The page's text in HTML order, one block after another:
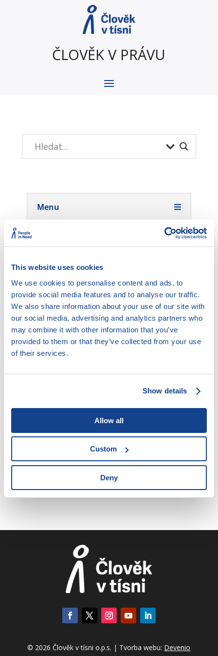
This website uses cookies
We use cookies to personalise content and ads, to
provide social media features and to analyse our traffic.
We also share information about your use of our site with
our social media, advertising and analytics partners who
may combine it with other information that you’ve
provided to them or that they’ve collected from your use
of their services.
Show details
Allow all
Custom
Deny
ČLOVĚK V PRÁVU
Menu
10.4. Pracovněprávní vztah
Tento obsah již není aktuální.
10.4.1. Pracovněprávní vztah a
povinností v pracovněprávním vztahu
jiného než zákoník práce?
10.4.4. Neplatnost
10.4.5. Zaměstnavatel a zaměstnanec
(subjekty pracovněprávního vztahu)
10.4.6. Doručování
© 2026 Člověk v tísni o.p.s. | Tvorba webu: Devenio